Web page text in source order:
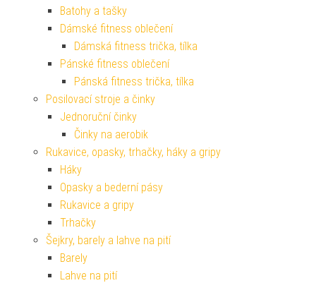
Batohy a tašky
Dámské fitness oblečení
Dámská fitness trička, tílka
Pánské fitness oblečení
Pánská fitness trička, tílka
Posilovací stroje a činky
Jednoruční činky
Činky na aerobik
Rukavice, opasky, trhačky, háky a gripy
Háky
Opasky a bederní pásy
Rukavice a gripy
Trhačky
Šejkry, barely a lahve na pití
Barely
Lahve na pití